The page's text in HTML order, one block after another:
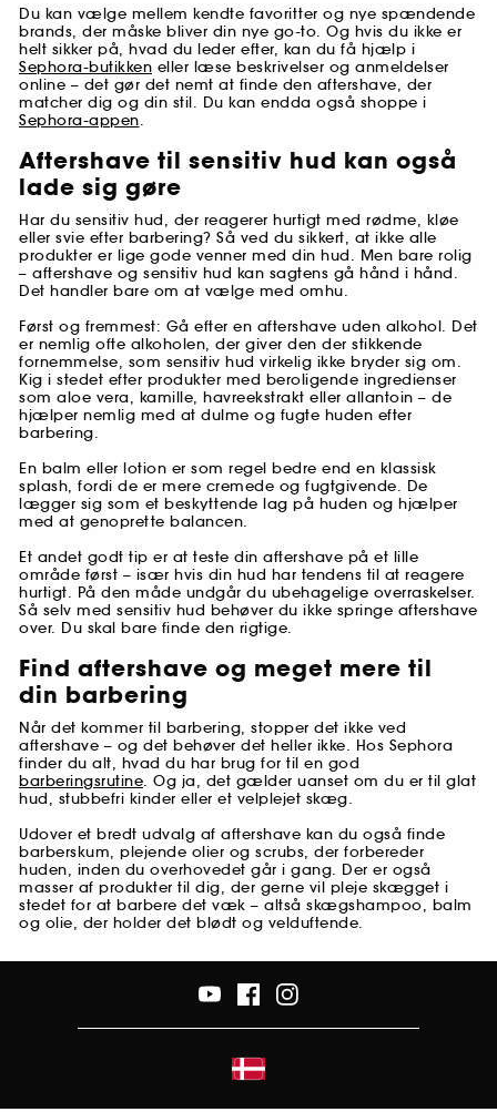
Du kan vælge mellem kendte favoritter og nye spændende
brands, der måske bliver din nye go-to. Og hvis du ikke er
helt sikker på, hvad du leder efter, kan du få hjælp i
Sephora-butikken eller læse beskrivelser og anmeldelser
online – det gør det nemt at finde den aftershave, der
matcher dig og din stil. Du kan endda også shoppe i
Sephora-appen.
Aftershave til sensitiv hud kan også
lade sig gøre
Har du sensitiv hud, der reagerer hurtigt med rødme, kløe
eller svie efter barbering? Så ved du sikkert, at ikke alle
produkter er lige gode venner med din hud. Men bare rolig
– aftershave og sensitiv hud kan sagtens gå hånd i hånd.
Det handler bare om at vælge med omhu.
Først og fremmest: Gå efter en aftershave uden alkohol. Det
er nemlig ofte alkoholen, der giver den der stikkende
fornemmelse, som sensitiv hud virkelig ikke bryder sig om.
Kig i stedet efter produkter med beroligende ingredienser
som aloe vera, kamille, havreekstrakt eller allantoin – de
hjælper nemlig med at dulme og fugte huden efter
barbering.
En balm eller lotion er som regel bedre end en klassisk
splash, fordi de er mere cremede og fugtgivende. De
lægger sig som et beskyttende lag på huden og hjælper
med at genoprette balancen.
Et andet godt tip er at teste din aftershave på et lille
område først – især hvis din hud har tendens til at reagere
hurtigt. På den måde undgår du ubehagelige overraskelser.
Så selv med sensitiv hud behøver du ikke springe aftershave
over. Du skal bare finde den rigtige.
Find aftershave og meget mere til
din barbering
Når det kommer til barbering, stopper det ikke ved
aftershave – og det behøver det heller ikke. Hos Sephora
finder du alt, hvad du har brug for til en god
barberingsrutine. Og ja, det gælder uanset om du er til glat
hud, stubbefri kinder eller et velplejet skæg.
Udover et bredt udvalg af aftershave kan du også finde
barberskum, plejende olier og scrubs, der forbereder
huden, inden du overhovedet går i gang. Der er også
masser af produkter til dig, der gerne vil pleje skægget i
stedet for at barbere det væk – altså skægshampoo, balm
og olie, der holder det blødt og velduftende.